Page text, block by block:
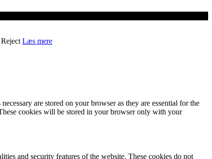
Reject Læs mere
are stored on your browser as they are essential for the
cookies will be stored in your browser only with your
and security features of the website. These cookies do not